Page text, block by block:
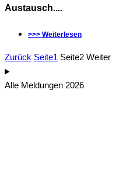
Austausch....
>>> Weiterlesen
Zurück Seite1 Seite2 Weiter
Alle Meldungen 2026